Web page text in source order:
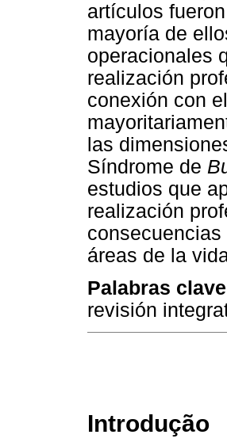
artículos
mayoría de
operacionales
realización
conexión con
las
Síndrome de
estudios que
realización
áreas de la
Palabras
revisión
Introdução